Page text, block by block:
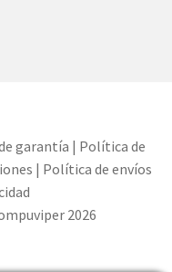
garantía | Política de
| Política de envíos
2026